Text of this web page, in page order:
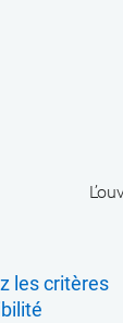
les critères